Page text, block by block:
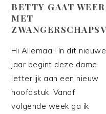
BETTY GAAT WEER
MET
Hi Allemaal! In dit nieuwe
jaar begint deze dame
letterlijk aan een nieuw
hoofdstuk. Vanaf
volgende week ga ik